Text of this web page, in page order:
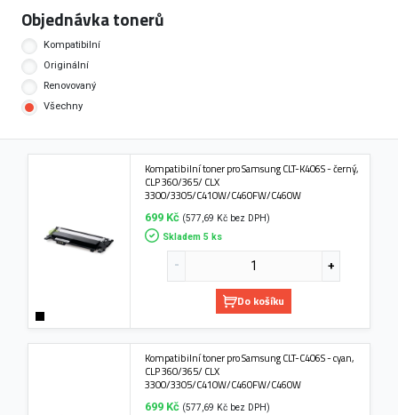
Objednávka tonerů
Kompatibilní
Originální
Renovovaný
Všechny
Kompatibilní toner pro Samsung CLT-K406S - černý,
CLP 360/365/ CLX
3300/3305/C410W/C460FW/C460W
699 Kč (577,69 Kč bez DPH)
Skladem 5 ks
Do košíku
Kompatibilní toner pro Samsung CLT-C406S - cyan,
CLP 360/365/ CLX
3300/3305/C410W/C460FW/C460W
699 Kč (577,69 Kč bez DPH)